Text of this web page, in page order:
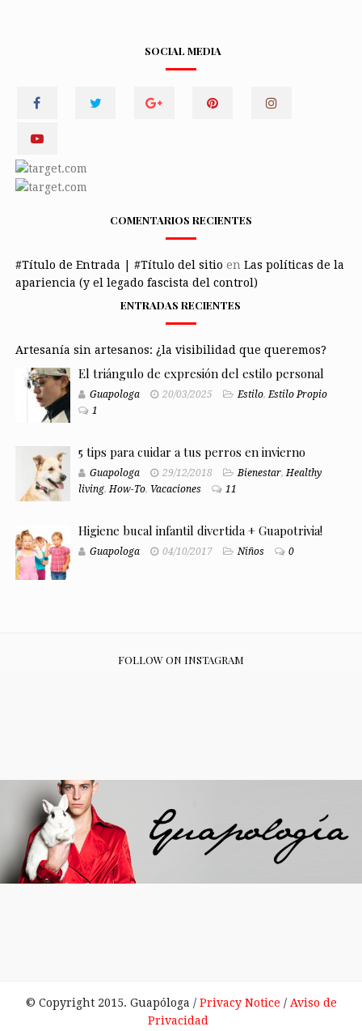
SOCIAL MEDIA
COMENTARIOS RECIENTES
#Título de Entrada | #Título del sitio en Las políticas de la
apariencia (y el legado fascista del control)
ENTRADAS RECIENTES
Artesanía sin artesanos: ¿la visibilidad que queremos?
El triángulo de expresión del estilo personal
Guapologa 20/03/2025 Estilo,Estilo Propio
1
5 tips para cuidar a tus perros en invierno
Guapologa 29/12/2018 Bienestar,Healthy
living,How-To, Vacaciones 11
Higiene bucal infantil divertida + Guapotrivia!
Guapologa 04/10/2017 Niños 0
FOLLOW ON INSTAGRAM
© Copyright 2015. Guapóloga / Privacy Notice / Aviso de
Privacidad